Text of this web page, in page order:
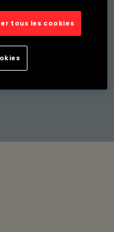
salons
tous les cookies